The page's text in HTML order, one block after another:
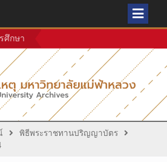
ศึกษา
พิธีพระราชทานปริญญาบัตร